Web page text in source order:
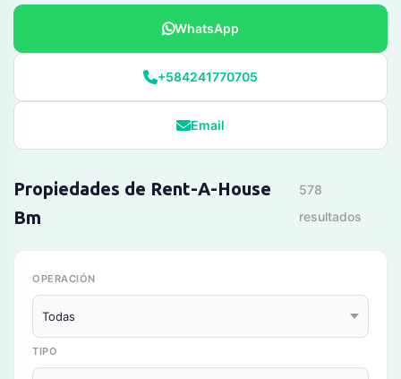
WhatsApp
+584241770705
Email
Propiedades de Rent-A-House
Bm
578
resultados
OPERACIÓN
TIPO